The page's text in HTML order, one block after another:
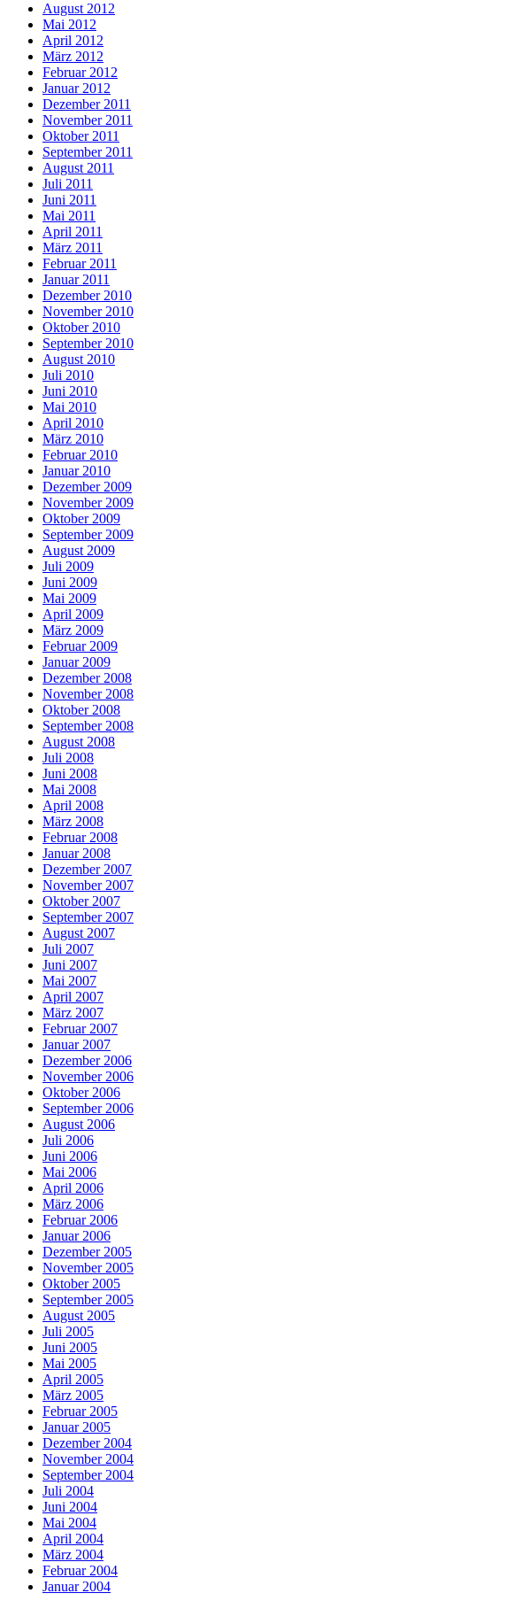
August 2012
Mai 2012
April 2012
März 2012
Februar 2012
Januar 2012
Dezember 2011
November 2011
Oktober 2011
September 2011
August 2011
Juli 2011
Juni 2011
Mai 2011
April 2011
März 2011
Februar 2011
Januar 2011
Dezember 2010
November 2010
Oktober 2010
September 2010
August 2010
Juli 2010
Juni 2010
Mai 2010
April 2010
März 2010
Februar 2010
Januar 2010
Dezember 2009
November 2009
Oktober 2009
September 2009
August 2009
Juli 2009
Juni 2009
Mai 2009
April 2009
März 2009
Februar 2009
Januar 2009
Dezember 2008
November 2008
Oktober 2008
September 2008
August 2008
Juli 2008
Juni 2008
Mai 2008
April 2008
März 2008
Februar 2008
Januar 2008
Dezember 2007
November 2007
Oktober 2007
September 2007
August 2007
Juli 2007
Juni 2007
Mai 2007
April 2007
März 2007
Februar 2007
Januar 2007
Dezember 2006
November 2006
Oktober 2006
September 2006
August 2006
Juli 2006
Juni 2006
Mai 2006
April 2006
März 2006
Februar 2006
Januar 2006
Dezember 2005
November 2005
Oktober 2005
September 2005
August 2005
Juli 2005
Juni 2005
Mai 2005
April 2005
März 2005
Februar 2005
Januar 2005
Dezember 2004
November 2004
September 2004
Juli 2004
Juni 2004
Mai 2004
April 2004
März 2004
Februar 2004
Januar 2004